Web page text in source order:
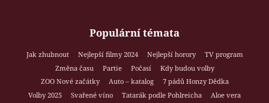
Populární témata
Jak zhubnout Nejlepší filmy 2024 Nejlepší horory
TV program
Změna času
Partie Počasí
Kdy budou volby
ZOO Nové začátky
Auto – katalog
7 pádů Honzy Dědka
Volby 2025
Svařené víno Tatarák podle Pohlreicha
Aloe vera